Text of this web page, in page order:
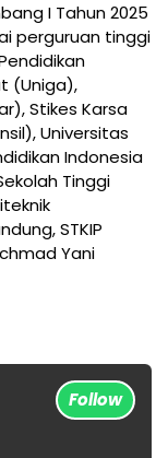
I Tahun 2025
perguruan tinggi
(Uniga),
Stikes Karsa
Universitas
Indonesia
Tinggi
STKIP
Yani
Follow